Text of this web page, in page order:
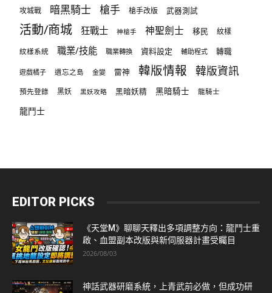
攻城戰 暗黑騎士 槍手 槍手改版 武器測試
活動/商城 狂戰士 神槍手 神聖劍士 移民 紋樣
紋樣系統 職業/技能 職業轉換 資料設定 輔助程式 轉職
遊戲橘子 遺忘之島 金變 雷神 韓版情報 韓版資訊
預先登錄 黑妖 黑妖攻略 黑暗妖精 黑暗騎士 龍騎士
龍鬥士
EDITOR PICKS
《天堂M》聊聊天釋出多項調整方向：龍鬥士重
啟、血盟副本改版與新伺服器計畫受矚目
2026/08/03
神話武器研磨系統，上青武前必做，但成功研